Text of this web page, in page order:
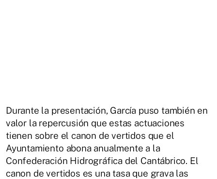
Durante la presentación, García puso también en
valor la repercusión que estas actuaciones
tienen sobre el canon de vertidos que el
Ayuntamiento abona anualmente a la
Confederación Hidrográfica del Cantábrico. El
canon de vertidos es una tasa que grava las